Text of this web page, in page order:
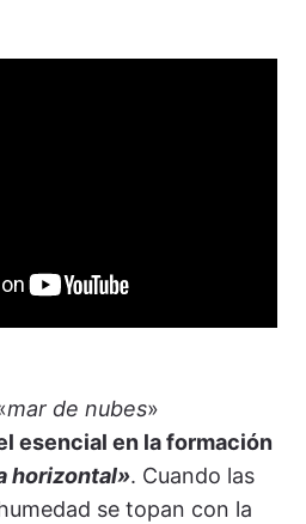
mar de nubes»
esencial en la formación
horizontal». Cuando las
se topan con la